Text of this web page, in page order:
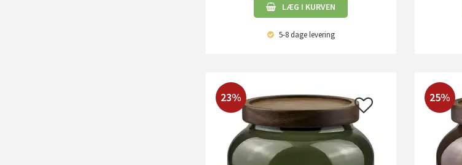
LÆG I KURVEN
5-8 dagelevering
23% 25%